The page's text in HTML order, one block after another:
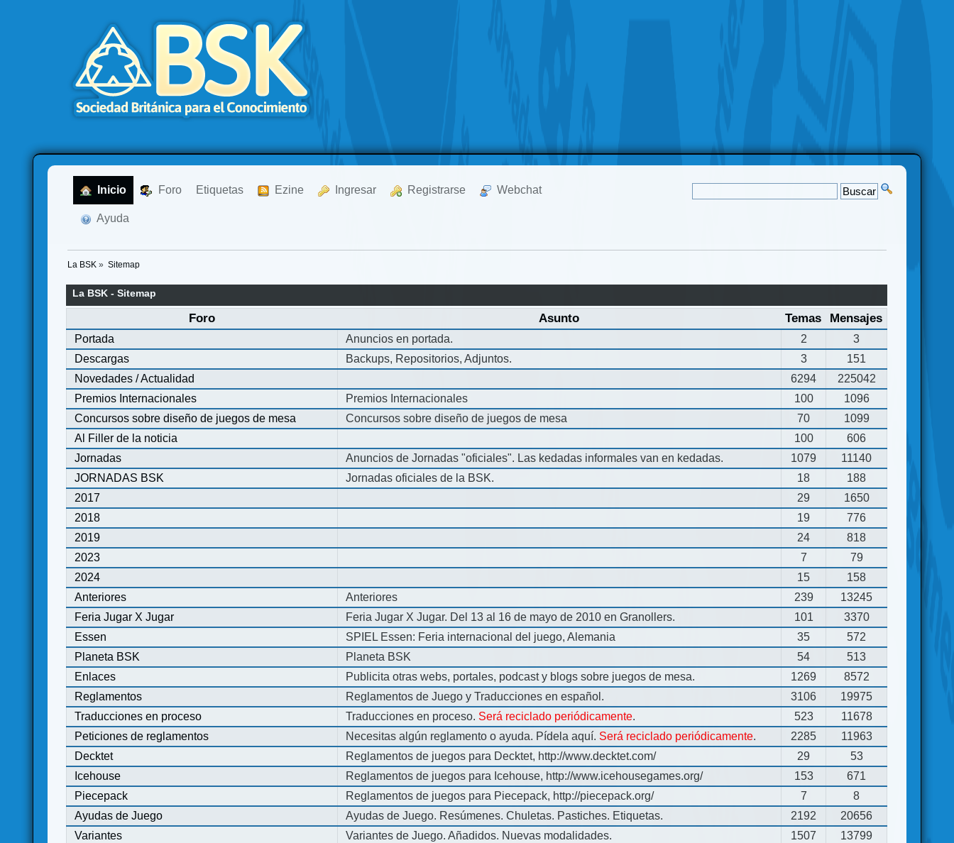
Inicio Foro Etiquetas Ezine Ingresar Registrarse Webchat
Ayuda
La BSK » Sitemap
La BSK - Sitemap
Foro Asunto Temas Mensajes
Portada Anuncios en portada. 2
3
Descargas
Backups, Repositorios, Adjuntos. 3
151
Novedades / Actualidad
6294
225042
Premios Internacionales
Premios Internacionales 100
1096
Concursos sobre diseño de juegos de mesa
Concursos sobre diseño de juegos de mesa 70
1099
Al Filler de la noticia
100
606
Jornadas
Anuncios de Jornadas "oficiales". Las kedadas informales van en kedadas. 1079
11140
JORNADAS BSK
Jornadas oficiales de la BSK. 18
188
2017
29
1650
2018
19
776
2019
24
818
2023
7
79
2024
15
158
Anteriores
Anteriores 239
13245
Feria Jugar X Jugar
Feria Jugar X Jugar. Del 13 al 16 de mayo de 2010 en Granollers. 101
3370
Essen
SPIEL Essen: Feria internacional del juego, Alemania 35
572
Planeta BSK
Planeta BSK 54
513
Enlaces
Publicita otras webs, portales, podcast y blogs sobre juegos de mesa. 1269
8572
Reglamentos
Reglamentos de Juego y Traducciones en español. 3106
19975
Traducciones en proceso
Traducciones en proceso. Será reciclado periódicamente. 523
11678
Peticiones de reglamentos
Necesitas algún reglamento o ayuda. Pídela aquí. Será reciclado periódicamente. 2285
11963
Decktet
Reglamentos de juegos para Decktet, http://www.decktet.com/ 29
53
Icehouse
Reglamentos de juegos para Icehouse, http://www.icehousegames.org/ 153
671
Piecepack
Reglamentos de juegos para Piecepack, http://piecepack.org/ 7
8
Ayudas de Juego
Ayudas de Juego. Resúmenes. Chuletas. Pastiches. Etiquetas. 2192
20656
Variantes
Variantes de Juego. Añadidos. Nuevas modalidades. 1507
13799